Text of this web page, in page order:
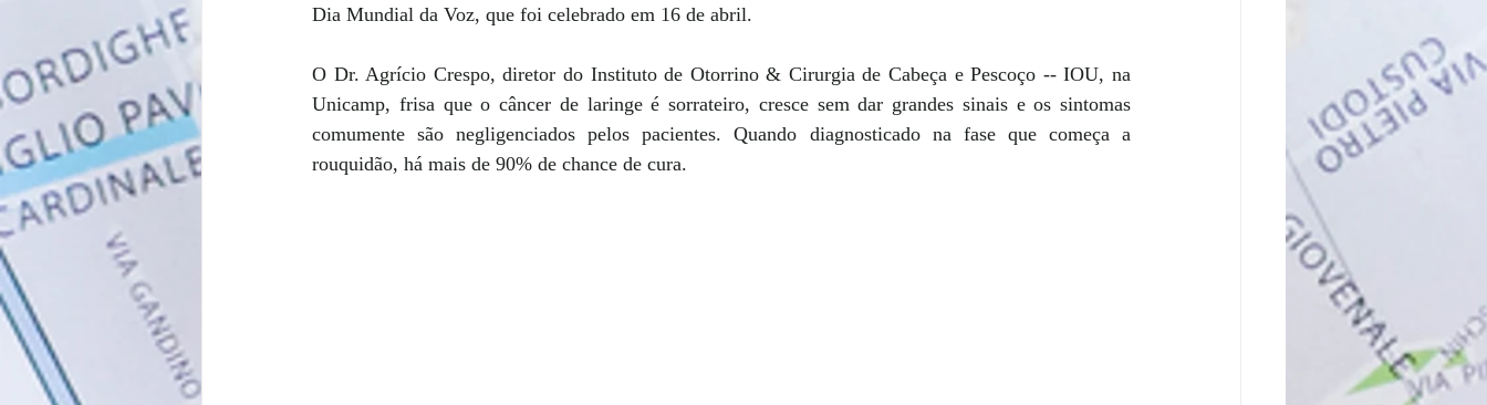
Dia Mundial da Voz, que foi celebrado em 16 de abril.
O Dr. Agrício Crespo, diretor do Instituto de Otorrino & Cirurgia de Cabeça e Pescoço -- IOU, na
Unicamp, frisa que o câncer de laringe é sorrateiro, cresce sem dar grandes sinais e os sintomas
comumente são negligenciados pelos pacientes. Quando diagnosticado na fase que começa a
rouquidão, há mais de 90% de chance de cura.